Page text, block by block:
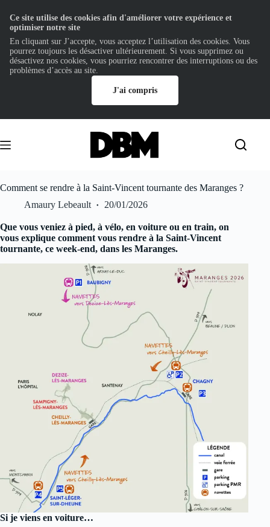
contenu
Comment se rendre à la Saint-Vincent tournante des Maranges ?
Amaury Lebeault
20/01/2026
Que vous veniez à pied, à vélo, en voiture ou en train, on
vous explique comment vous rendre à la Saint-Vincent
tournante, ce week-end, dans les Maranges.
Si je viens en voiture…
Ce site utilise des cookies afin d'améliorer votre expérience et
optimiser notre site
En cliquant sur J’accepte, vous acceptez l’utilisation des cookies. Vous
pourrez toujours les désactiver ultérieurement. Si vous supprimez ou
désactivez nos cookies, vous pourriez rencontrer des interruptions ou des
problèmes d’accès au site.
J'ai compris